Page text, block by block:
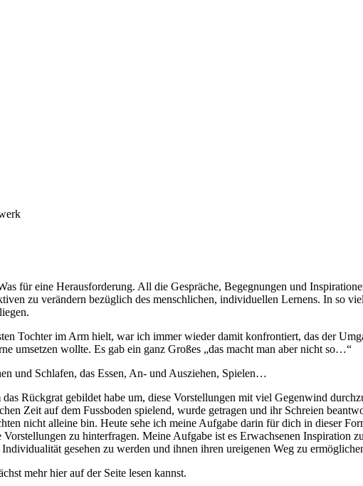
für eine Herausforderung. All die Gespräche, Begegnungen und
zu verändern bezüglich des menschlichen, individuellen Lernens. In so
Tochter im Arm hielt, war ich immer wieder damit konfrontiert, das der
umsetzen wollte. Es gab ein ganz Großes „das macht man aber nicht so…“
und Schlafen, das Essen, An- und Ausziehen, Spielen…
Rückgrat gebildet habe um, diese Vorstellungen mit viel Gegenwind
Zeit auf dem Fussboden spielend, wurde getragen und ihr Schreien
nicht alleine bin. Heute sehe ich meine Aufgabe darin für dich in dieser
zu hinterfragen. Meine Aufgabe ist es Erwachsenen Inspiration
gesehen zu werden und ihnen ihren ureigenen Weg zu
mehr hier auf der Seite lesen kannst.